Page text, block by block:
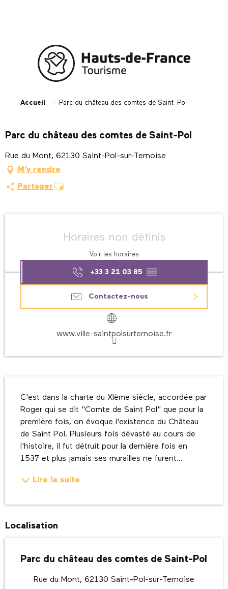
Accueil Parc du château des comtes de Saint-Pol
Parc du château des comtes de Saint-Pol
Rue du Mont, 62130 Saint-Pol-sur-Ternoise
M'y rendre
Partager Ajouter aux favoris
Horaires non définis
Voir les horaires
+33 3 21 03 85 ▒▒
Contactez-nous
www.ville-saintpolsurternoise.fr
C'est dans la charte du XIème siècle, accordée par
Roger qui se dit "Comte de Saint Pol" que pour la
première fois, on évoque l'existence du Château
de Saint Pol. Plusieurs fois dévasté au cours de
l'histoire, il fut détruit pour la dernière fois en
1537 et plus jamais ses murailles ne furent...
Lire la suite
Localisation
Parc du château des comtes de Saint-Pol
Rue du Mont, 62130 Saint-Pol-sur-Ternoise